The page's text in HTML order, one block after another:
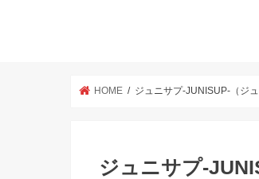
HOME ジュニサプ-JUNISUP-（ジ
ジュニサプ-